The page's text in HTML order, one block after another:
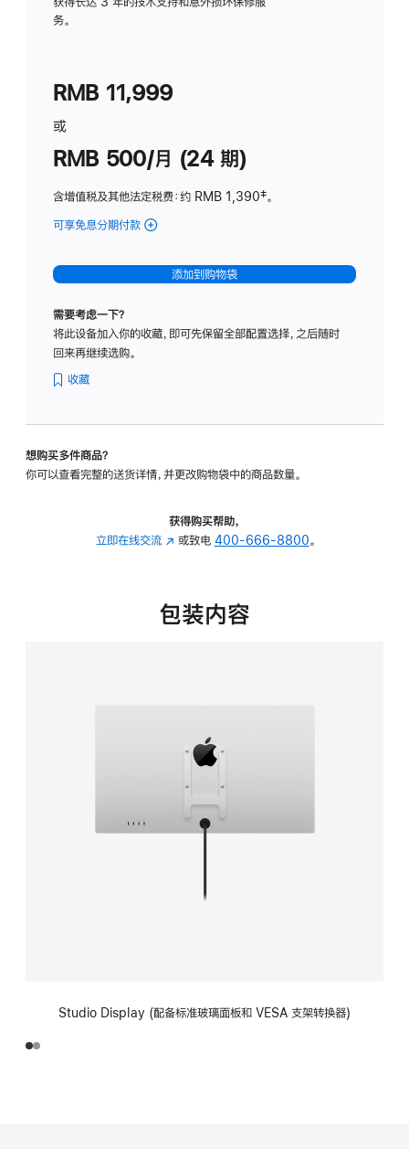
务。
RMB 11,999
或
RMB 500/月 (24 期)
含增值税及其他法定税费：约 RMB 1,390脚
‡。
可享免息分期付款 (Studio
-
标
璃
转
的
添加到购物袋
需要考虑一下？
将此设备加入你的收藏，即可先保留全部配置选择，之后随时
回来再继续选购。
收藏
想购买多件商品？
你可以查看完整的送货详情，并更改购物袋中的商品数量。
获得购买帮助，
立即在线交流 (在
中
或致电 400-666-8800。
包装内容
Studio Display (配备标准玻璃面板和 VESA 支架转换器)